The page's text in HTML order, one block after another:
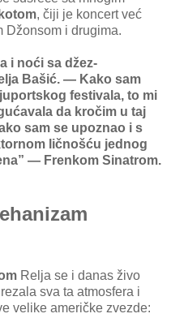
, čiji je koncert već
Džonsom i drugima.
i noći sa džez-
Bašić. — Kako sam
festivala, to mi
da kročim u taj
sam se upoznao i s
ličnošću jednog
— Frenkom Sinatrom.
Relja se i danas živo
sva ta atmosfera i
velike američke zvezde: